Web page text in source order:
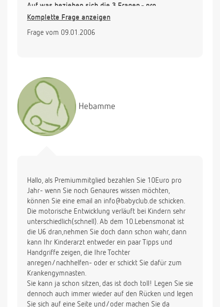
Auf was beziehen sich die 3 Fragen - pro
Sprechstunde oder pro Jahr??
Bitte um Rückantwort.MFG
Komplette Frage anzeigen
Frage vom 09.01.2006
Hebamme
Hallo, als Premiummitglied bezahlen Sie 10Euro pro
Jahr- wenn Sie noch Genaures wissen möchten,
können Sie eine email an info@babyclub.de schicken.
Die motorische Entwicklung verläuft bei Kindern sehr
unterschiedlich(schnell). Ab dem 10.Lebensmonat ist
die U6 dran,nehmen Sie doch dann schon wahr, dann
kann Ihr Kinderarzt entweder ein paar Tipps und
Handgriffe zeigen, die Ihre Tochter
anregen/nachhelfen- oder er schickt Sie dafür zum
Krankengymnasten.
Sie kann ja schon sitzen, das ist doch toll! Legen Sie sie
dennoch auch immer wieder auf den Rücken und legen
Sie sich auf eine Seite und/oder machen Sie da